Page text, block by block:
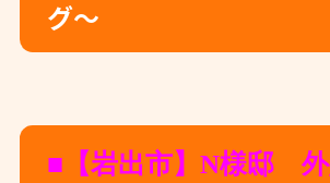
グ～
■【岩出市】N様邸 外